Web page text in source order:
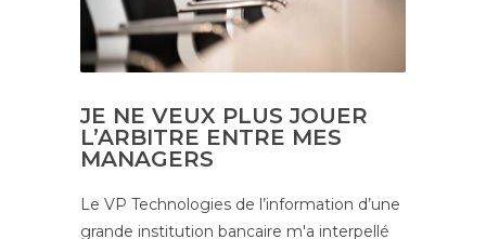
JE NE VEUX PLUS JOUER
L’ARBITRE ENTRE MES
MANAGERS
Le VP Technologies de l’information d’une
grande institution bancaire m'a interpellé